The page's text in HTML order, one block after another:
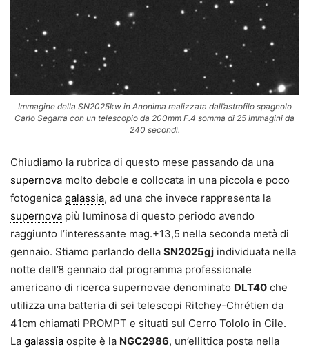
Immagine della SN2025kw in Anonima realizzata dall’astrofilo spagnolo
Carlo Segarra con un telescopio da 200mm F.4 somma di 25 immagini da
240 secondi.
Chiudiamo la rubrica di questo mese passando da una
supernova molto debole e collocata in una piccola e poco
fotogenica galassia, ad una che invece rappresenta la
supernova più luminosa di questo periodo avendo
raggiunto l’interessante mag.+13,5 nella seconda metà di
gennaio. Stiamo parlando della SN2025gj individuata nella
notte dell’8 gennaio dal programma professionale
americano di ricerca supernovae denominato DLT40 che
utilizza una batteria di sei telescopi Ritchey-Chrétien da
41cm chiamati PROMPT e situati sul Cerro Tololo in Cile.
La galassia ospite è la NGC2986, un’ellittica posta nella